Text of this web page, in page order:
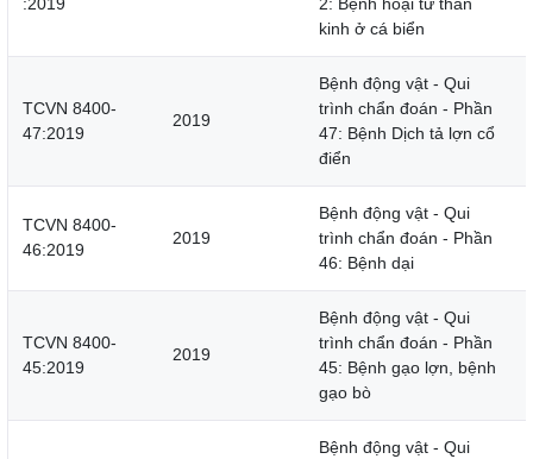
kinh ở cá biển
TCVN 8400-
47:2019
2019
Bệnh động vật - Qui
trình chẩn đoán - Phần
47: Bệnh Dịch tả lợn cổ
điển
TCVN 8400-
46:2019
2019
Bệnh động vật - Qui
trình chẩn đoán - Phần
46: Bệnh dại
TCVN 8400-
45:2019
2019
Bệnh động vật - Qui
trình chẩn đoán - Phần
45: Bệnh gạo lợn, bệnh
gạo bò
Bệnh động vật - Qui